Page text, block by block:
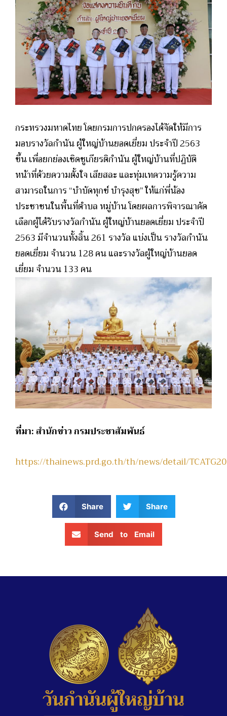
กระทรวงมหาดไทย โดยกรมการปกครองได้จัดให้มีการ
มอบรางวัลกำนัน ผู้ใหญ่บ้านยอดเยี่ยม ประจำปี 2563
ขึ้น เพื่อยกย่องเชิดชูเกียรติกำนัน ผู้ใหญ่บ้านที่ปฏิบัติ
หน้าที่ด้วยความตั้งใจ เสียสละ และทุ่มเทความรู้ความ
สามารถในการ “บำบัดทุกข์ บำรุงสุข” ให้แก่พี่น้อง
ประชาชนในพื้นที่ตำบล หมู่บ้าน โดยผลการพิจารณาคัด
เลือกผู้ได้รับรางวัลกำนัน ผู้ใหญ่บ้านยอดเยี่ยม ประจำปี
2563 มีจำนวนทั้งสิ้น 261 รางวัล แบ่งเป็น รางวัลกำนัน
ยอดเยี่ยม จำนวน 128 คน และรางวัลผู้ใหญ่บ้านยอด
เยี่ยม จำนวน 133 คน
ที่มา: สำนักข่าว กรมประชาสัมพันธ์
https://thainews.prd.go.th/th/news/detail/
Share Share
Send to Email